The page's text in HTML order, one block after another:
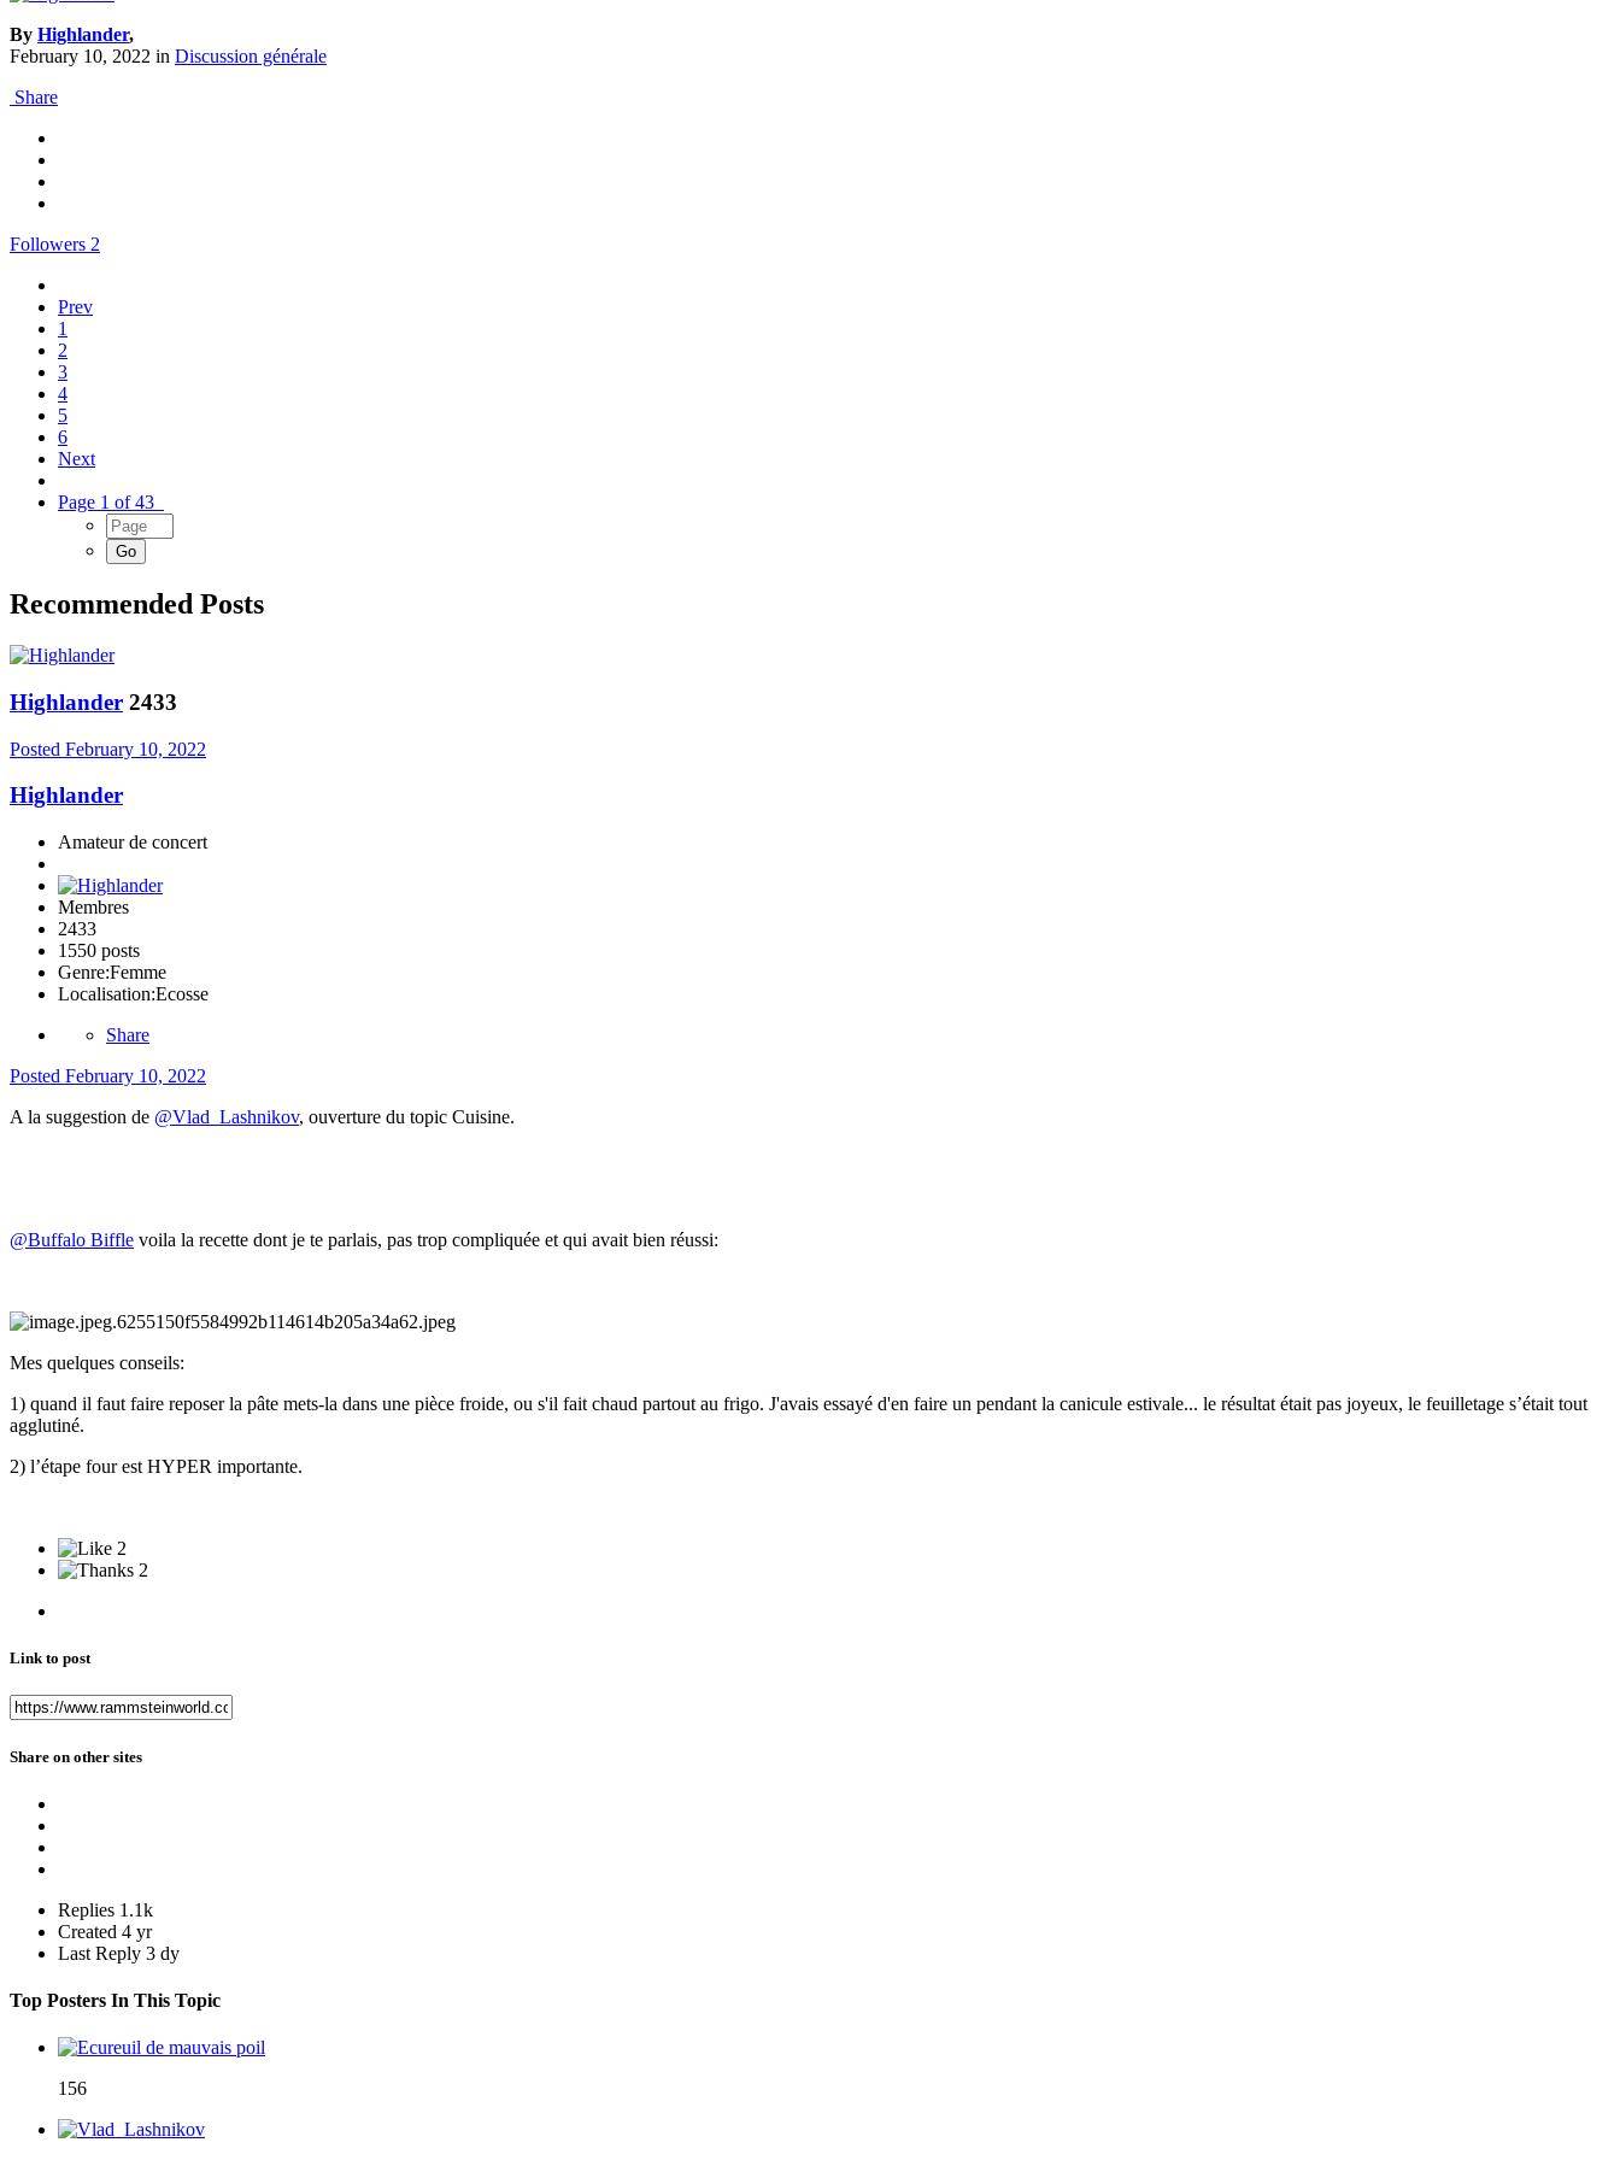
By Highlander,
February 10, 2022 in Discussion générale
Share
Followers 2
Prev
1
2
3
4
5
6
Next
Page 1 of 43
Recommended Posts
Highlander 2433
Posted February 10, 2022
Highlander
Amateur de concert
Membres
2433
1550 posts
Genre:Femme
Localisation:Ecosse
Share
Posted February 10, 2022
A la suggestion de @Vlad_Lashnikov, ouverture du topic Cuisine.
@Buffalo Biffle voila la recette dont je te parlais, pas trop compliquée et qui avait bien réussi:
Mes quelques conseils:
1) quand il faut faire reposer la pâte mets-la dans une pièce froide, ou s'il fait chaud partout au frigo. J'avais essayé d'en faire un pendant la canicule estivale... le résultat était pas joyeux, le feuilletage s’était tout
agglutiné.
2) l’étape four est HYPER importante.
2
2
Link to post
Share on other sites
Replies 1.1k
Created 4 yr
Last Reply 3 dy
Top Posters In This Topic
156